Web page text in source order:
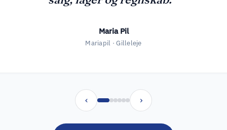
‹ ›